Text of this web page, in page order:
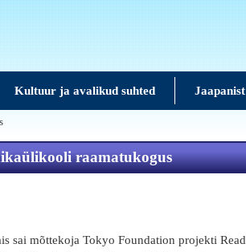
Kultuur ja avalikud suhted Jaapanist
raamatukogus
mõttekoja Tokyo Foundation projekti